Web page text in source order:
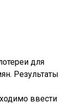
для
Результаты
ввести